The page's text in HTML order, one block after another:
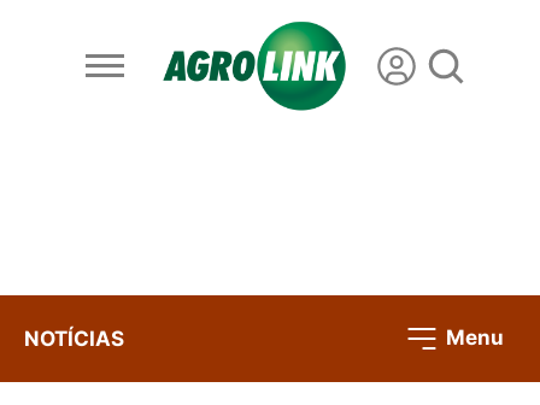
NOTÍCIAS Menu